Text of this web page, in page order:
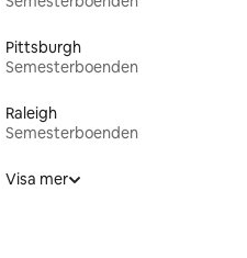
Pittsburgh
Semesterboenden
Raleigh
Semesterboenden
Visa mer